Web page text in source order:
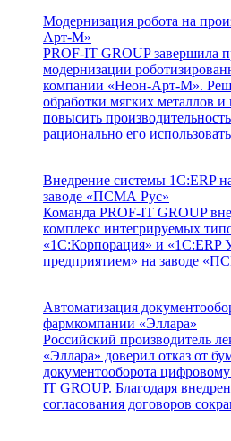
Модернизация робота на
Арт-М»
PROF-IT GROUP завершила
модернизации
компании «Неон-Арт-М».
обработки мягких металлов и
повысить
рационально его
Внедрение системы 1С:ERP
заводе «ПСМА Рус»
Команда PROF-IT GROUP
комплекс интегрируемых
«1С:Корпорация» и «1С:ERP
предприятием» на заводе
Автоматизация
фармкомпании «Эллара»
Российский производитель
«Эллара» доверил отказ от
документооборота
IT GROUP. Благодаря
согласования договоров